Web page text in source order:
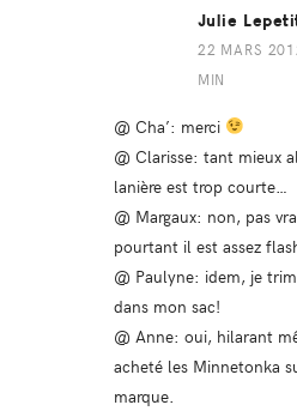
Julie
22 MARS
MIN
@ Cha’: merci
@ Clarisse: tant mieux
lanière est trop courte…
@ Margaux: non, pas
pourtant il est assez
@ Paulyne: idem, je
dans mon sac!
@ Anne: oui, hilarant
acheté les Minnetonka
marque.